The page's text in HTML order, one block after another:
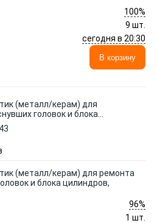
100%
9 шт.
сегодня в 20:30
В корзину
(металл/керам) для
головок и блока
(металл/керам) для ремонта
и блока цилиндров,
96%
1 шт.